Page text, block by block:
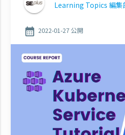
Learning Topics 編集
calendar_month 2022-01-27 公開